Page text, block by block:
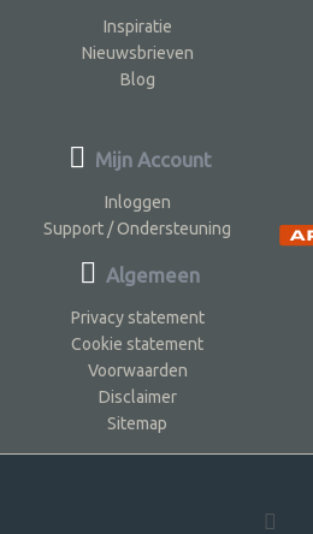
Inspiratie
Nieuwsbrieven
Blog
Mijn Account
Inloggen
Support / Ondersteuning
Algemeen
Privacy statement
Cookie statement
Voorwaarden
Disclaimer
Sitemap